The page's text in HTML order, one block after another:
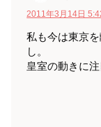
2011年3月14日
私も今は東京
し。
皇室の動きに注